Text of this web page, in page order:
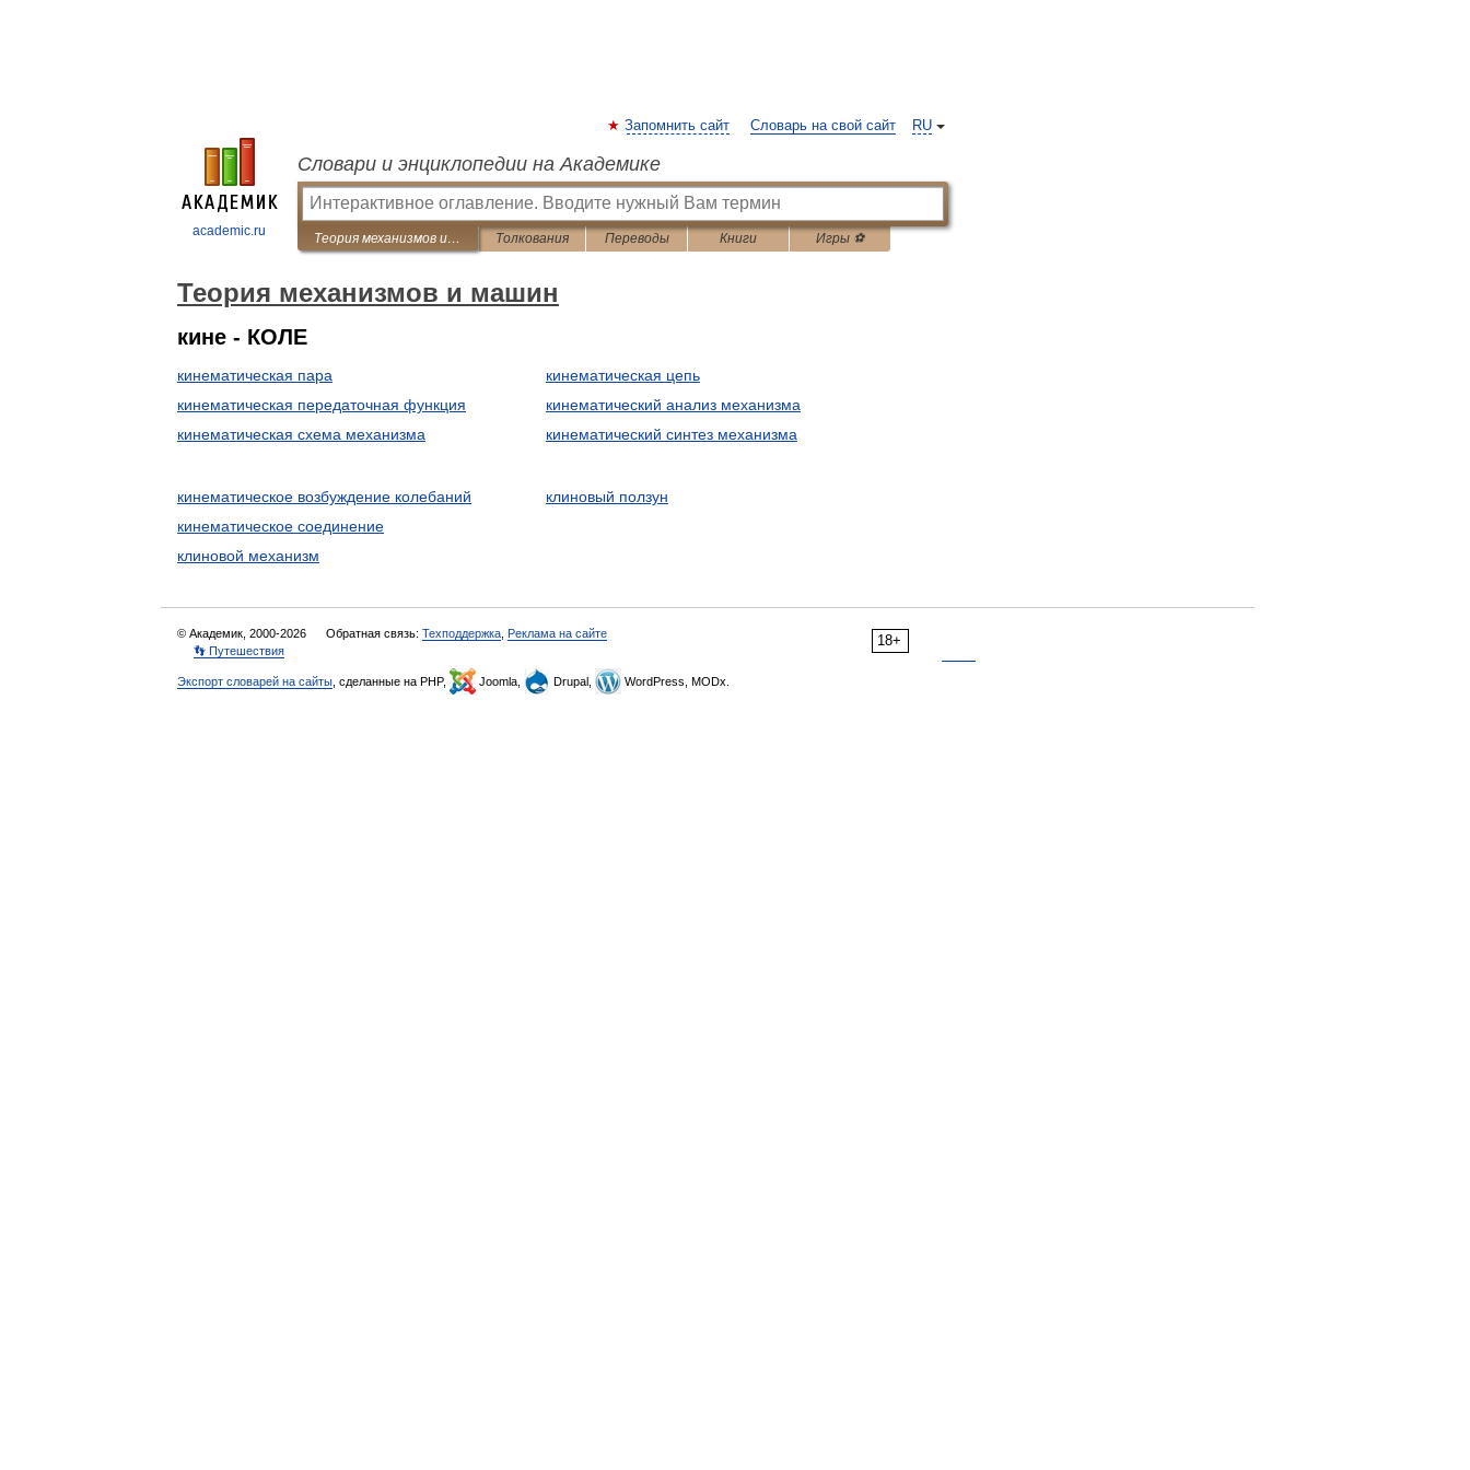
academic.ru
RU
Запомнить сайт Словарь на свой сайт
Словари и энциклопедии на Академике
Теория механизмов и машин Толкования Переводы Книги Игры ⚽
Теория механизмов и машин
кине - КОЛЕ
кинематическая пара
кинематическая передаточная функция
кинематическая схема механизма
кинематическая цепь
кинематический анализ механизма
кинематический синтез механизма
кинематическое возбуждение колебаний
кинематическое соединение
клиновой механизм
клиновый ползун
18+
© Академик, 2000-2026 Обратная связь: Техподдержка Реклама на сайте
👣 Путешествия
Экспорт словарей на сайты , сделанные на PHP, Joomla, Drupal, WordPress, MODx.